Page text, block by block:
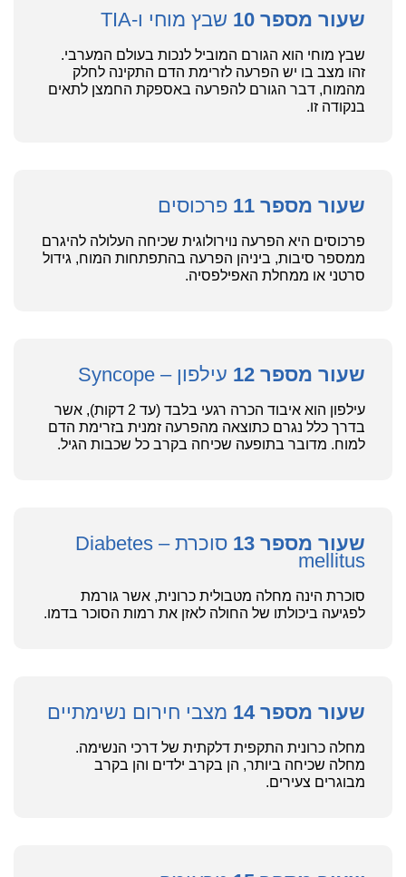
שעור מספר 10 שבץ מוחי ו-TIA
שבץ מוחי הוא הגורם המוביל לנכות בעולם המערבי.
זהו מצב בו יש הפרעה לזרימת הדם התקינה לחלק
מהמוח, דבר הגורם להפרעה באספקת החמצן לתאים
בנקודה זו.
שעור מספר 11 פרכוסים
פרכוסים היא הפרעה נוירולוגית שכיחה העלולה להיגרם
ממספר סיבות, ביניהן הפרעה בהתפתחות המוח, גידול
סרטני או ממחלת האפילפסיה.
שעור מספר 12 עילפון – Syncope
עילפון הוא איבוד הכרה רגעי בלבד (עד 2 דקות), אשר
בדרך כלל נגרם כתוצאה מהפרעה זמנית בזרימת הדם
למוח. מדובר בתופעה שכיחה בקרב כל שכבות הגיל.
שעור מספר 13 סוכרת – Diabetes
mellitus
סוכרת הינה מחלה מטבולית כרונית, אשר גורמת
לפגיעה ביכולתו של החולה לאזן את רמות הסוכר בדמו.
שעור מספר 14 מצבי חירום נשימתיים
מחלה כרונית התקפית דלקתית של דרכי הנשימה.
מחלה שכיחה ביותר, הן בקרב ילדים והן בקרב
מבוגרים צעירים.